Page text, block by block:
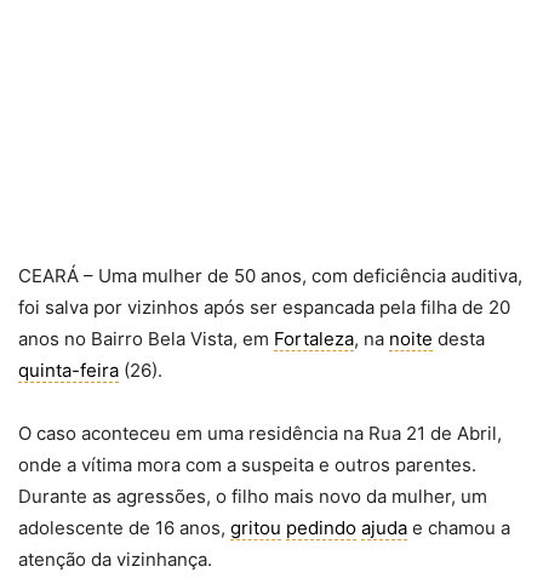
CEARÁ – Uma mulher de 50 anos, com deficiência auditiva,
foi salva por vizinhos após ser espancada pela filha de 20
anos no Bairro Bela Vista, em Fortaleza, na noite desta
quinta-feira (26).
O caso aconteceu em uma residência na Rua 21 de Abril,
onde a vítima mora com a suspeita e outros parentes.
Durante as agressões, o filho mais novo da mulher, um
adolescente de 16 anos, gritou pedindo ajuda e chamou a
atenção da vizinhança.